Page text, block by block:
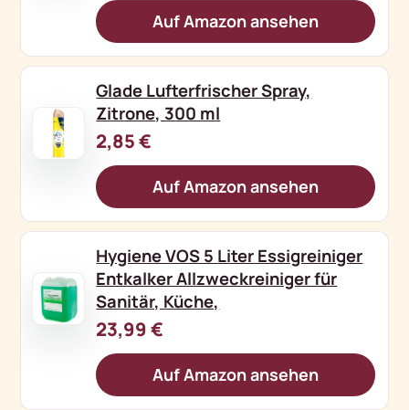
Auf Amazon ansehen
Glade Lufterfrischer Spray,
Zitrone, 300 ml
2,85 €
Auf Amazon ansehen
Hygiene VOS 5 Liter Essigreiniger
Entkalker Allzweckreiniger für
Sanitär, Küche,
23,99 €
Auf Amazon ansehen